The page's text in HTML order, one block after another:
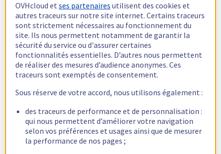
OVHcloud etses partenaires utilisent des cookies et
autres traceurs sur notre site internet. Certains traceurs
sont strictement nécessaires au fonctionnement du
site. Ils nous permettent notamment de garantir la
sécurité du service ou d'assurer certaines
fonctionnalités essentielles. D’autres nous permettent
de réaliser des mesures d’audience anonymes. Ces
traceurs sont exemptés de consentement.
Sous réserve de votre accord, nous utilisons également :
des traceurs de performance et de personnalisation :
qui nous permettent d’améliorer votre navigation
selon vos préférences et usages ainsi que de mesurer
la performance de nos pages ;